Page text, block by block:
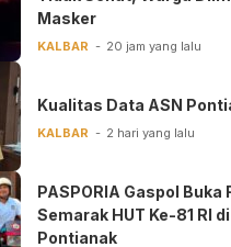
Masker
KALBAR 20 jam yang lalu
Kualitas Data ASN
KALBAR 2 hari yang lalu
PASPORIA Gaspol Buka
Semarak HUT Ke-81 RI
Pontianak